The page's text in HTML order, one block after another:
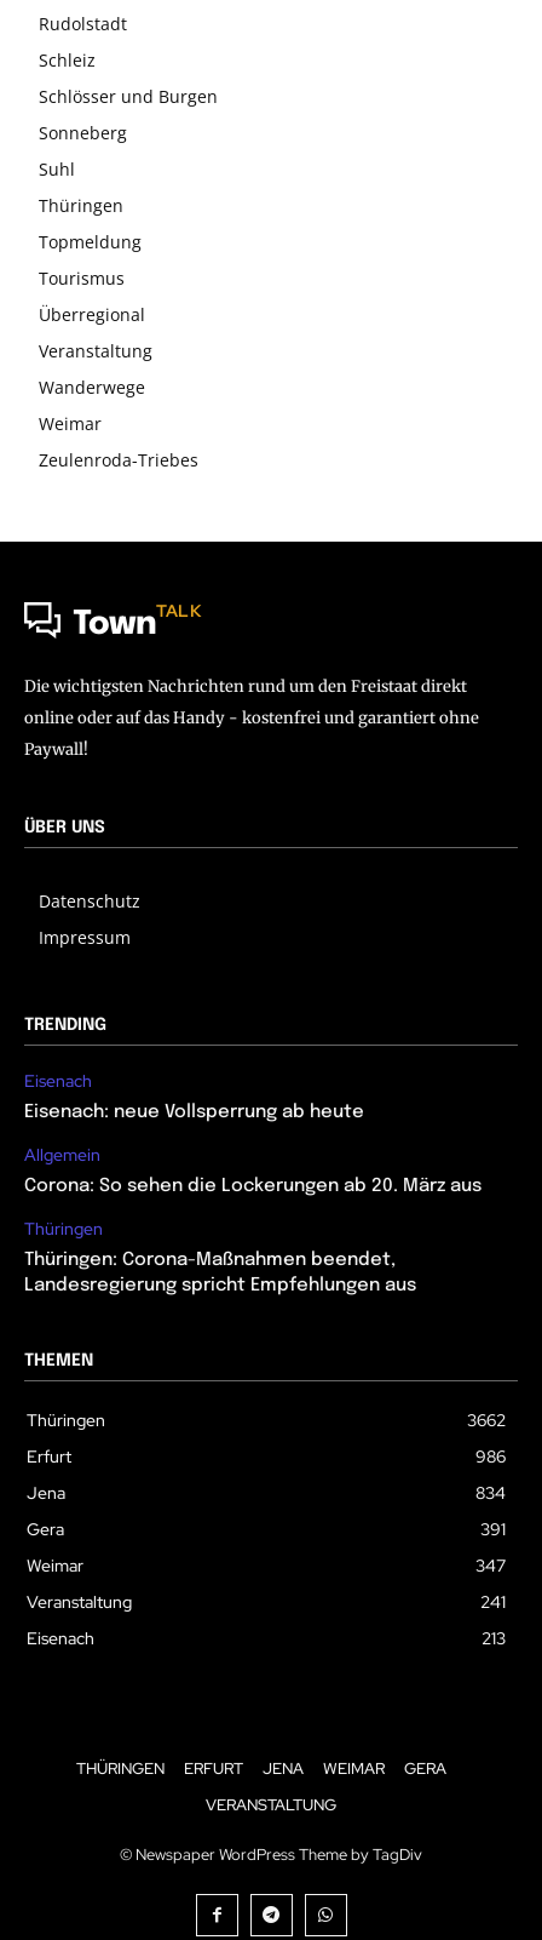
Rudolstadt
Schleiz
Schlösser und Burgen
Sonneberg
Suhl
Thüringen
Topmeldung
Tourismus
Überregional
Veranstaltung
Wanderwege
Weimar
Zeulenroda-Triebes
TownTALK
Die wichtigsten Nachrichten rund um den Freistaat direkt
online oder auf das Handy - kostenfrei und garantiert ohne
Paywall!
ÜBER UNS
Datenschutz
Impressum
TRENDING
Eisenach
Eisenach: neue Vollsperrung ab heute
Allgemein
Corona: So sehen die Lockerungen ab 20. März aus
Thüringen
Thüringen: Corona-Maßnahmen beendet,
Landesregierung spricht Empfehlungen aus
THEMEN
Thüringen
3662
Erfurt
986
Jena
834
Gera
391
Weimar
347
Veranstaltung
241
Eisenach
213
THÜRINGEN ERFURT JENA WEIMAR
GERA
VERANSTALTUNG
© Newspaper WordPress Theme by TagDiv